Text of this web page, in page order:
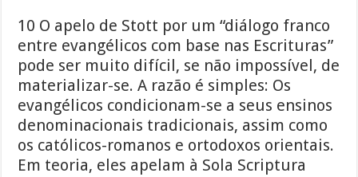
10 O apelo de Stott por um “diálogo franco
entre evangélicos com base nas Escrituras”
pode ser muito difícil, se não impossível, de
materializar-se. A razão é simples: Os
evangélicos condicionam-se a seus ensinos
denominacionais tradicionais, assim como
os católicos-romanos e ortodoxos orientais.
Em teoria, eles apelam à Sola Scriptura